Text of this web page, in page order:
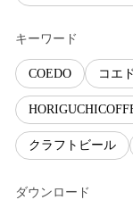
キーワード
COEDO コエ
クラフトビール
ダウンロード